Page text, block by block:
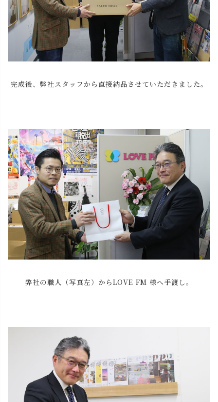
完成後、弊社スタッフから直接納品させていただきました。
弊社の職人（写真左）からLOVE FM 様へ手渡し。